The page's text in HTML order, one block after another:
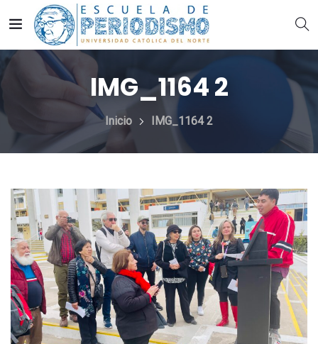
IMG_1164 2
Inicio IMG_1164 2